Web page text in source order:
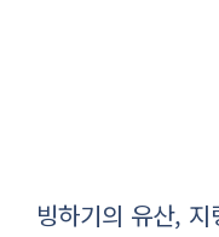
빙하기의 유산,